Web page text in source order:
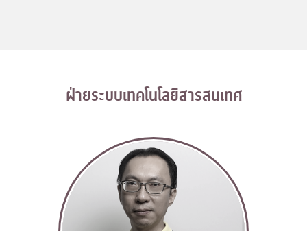
ฝ่ายระบบเทคโนโลยีสารสนเทศ